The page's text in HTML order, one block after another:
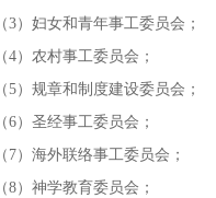
（3）妇女和青年事工委员会；
（4）农村事工委员会；
（5）规章和制度建设委员会；
（6）圣经事工委员会；
（7）海外联络事工委员会；
（8）神学教育委员会；